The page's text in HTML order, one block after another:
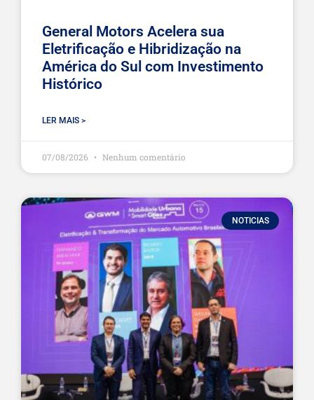
General Motors Acelera sua
Eletrificação e Hibridização na
América do Sul com Investimento
Histórico
LER MAIS >
07/08/2026 Nenhum comentário
NOTICIAS